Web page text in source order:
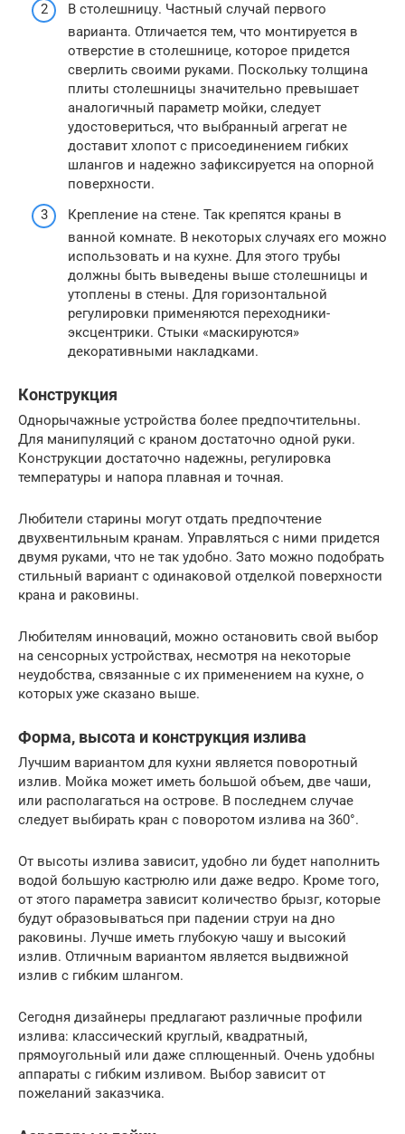
В столешницу. Частный случай первого
варианта. Отличается тем, что монтируется в
отверстие в столешнице, которое придется
сверлить своими руками. Поскольку толщина
плиты столешницы значительно превышает
аналогичный параметр мойки, следует
удостовериться, что выбранный агрегат не
доставит хлопот с присоединением гибких
шлангов и надежно зафиксируется на опорной
поверхности.
Крепление на стене. Так крепятся краны в
ванной комнате. В некоторых случаях его можно
использовать и на кухне. Для этого трубы
должны быть выведены выше столешницы и
утоплены в стены. Для горизонтальной
регулировки применяются переходники-
эксцентрики. Стыки «маскируются»
декоративными накладками.
Конструкция
Однорычажные устройства более предпочтительны.
Для манипуляций с краном достаточно одной руки.
Конструкции достаточно надежны, регулировка
температуры и напора плавная и точная.
Любители старины могут отдать предпочтение
двухвентильным кранам. Управляться с ними придется
двумя руками, что не так удобно. Зато можно подобрать
стильный вариант с одинаковой отделкой поверхности
крана и раковины.
Любителям инноваций, можно остановить свой выбор
на сенсорных устройствах, несмотря на некоторые
неудобства, связанные с их применением на кухне, о
которых уже сказано выше.
Форма, высота и конструкция излива
Лучшим вариантом для кухни является поворотный
излив. Мойка может иметь большой объем, две чаши,
или располагаться на острове. В последнем случае
следует выбирать кран с поворотом излива на 360°.
От высоты излива зависит, удобно ли будет наполнить
водой большую кастрюлю или даже ведро. Кроме того,
от этого параметра зависит количество брызг, которые
будут образовываться при падении струи на дно
раковины. Лучше иметь глубокую чашу и высокий
излив. Отличным вариантом является выдвижной
излив с гибким шлангом.
Сегодня дизайнеры предлагают различные профили
излива: классический круглый, квадратный,
прямоугольный или даже сплющенный. Очень удобны
аппараты с гибким изливом. Выбор зависит от
пожеланий заказчика.